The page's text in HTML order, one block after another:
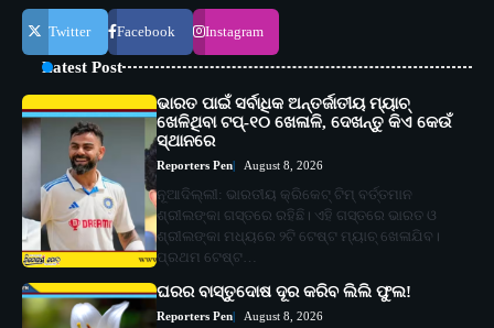
Twitter Facebook Instagram
Latest Post
ଭାରତ ପାଇଁ ସର୍ବାଧିକ ଅନ୍ତର୍ଜାତୀୟ ମ୍ୟାଚ୍
ଖେଳିଥିବା ଟପ୍-୧୦ ଖେଳାଳି, ଦେଖନ୍ତୁ କିଏ କେଉଁ
ସ୍ଥାନରେ
Reporters Pen August 8, 2026
ନୂଆଦିଲ୍ଲୀ: ଭାରତୀୟ କ୍ରିକେଟ୍ ଟିମ୍ ବର୍ତ୍ତମାନ
ଶ୍ରୀଲଙ୍କା ଗସ୍ତରେ ରହିଛି। ଏହି ଗସ୍ତରେ ଭାରତ ଓ
ଶ୍ରୀଲଙ୍କା ମଧ୍ୟରେ ୨ଟି ଟେଷ୍ଟ ମ୍ୟାଚ୍ ଖେଳାଯିବ।
ପ୍ରଥମ ଟେଷ୍ଟ…
ଘରର ବାସ୍ତୁଦୋଷ ଦୂର କରିବ ଲିଲି ଫୁଲ!
Reporters Pen August 8, 2026